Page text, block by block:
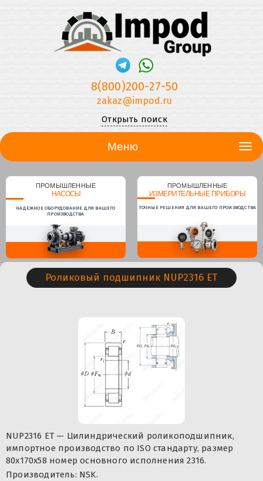
8(800)200-27-50
zakaz@impod.ru
Открыть поиск
Меню
ПРОМЫШЛЕННЫЕ
НАСОСЫ
НАДЕЖНОЕ ОБОРУДОВАНИЕ ДЛЯ ВАШЕГО
ПРОИЗВОДСТВА
ПРОМЫШЛЕННЫЕ
ИЗМЕРИТЕЛЬНЫЕ ПРИБОРЫ
ТОЧНЫЕ РЕШЕНИЯ ДЛЯ ВАШЕГО ПРОИЗВОДСТВА
Роликовый подшипник NUP2316 ET
NUP2316 ET — Цилиндрический роликоподшипник,
импортное производство по ISO стандарту, размер
80x170x58 номер основного исполнения 2316.
Производитель: NSK.